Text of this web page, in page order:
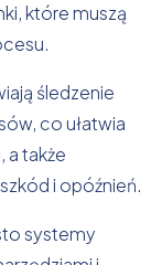
które muszą
śledzenie
co ułatwia
a także
i opóźnień.
systemy